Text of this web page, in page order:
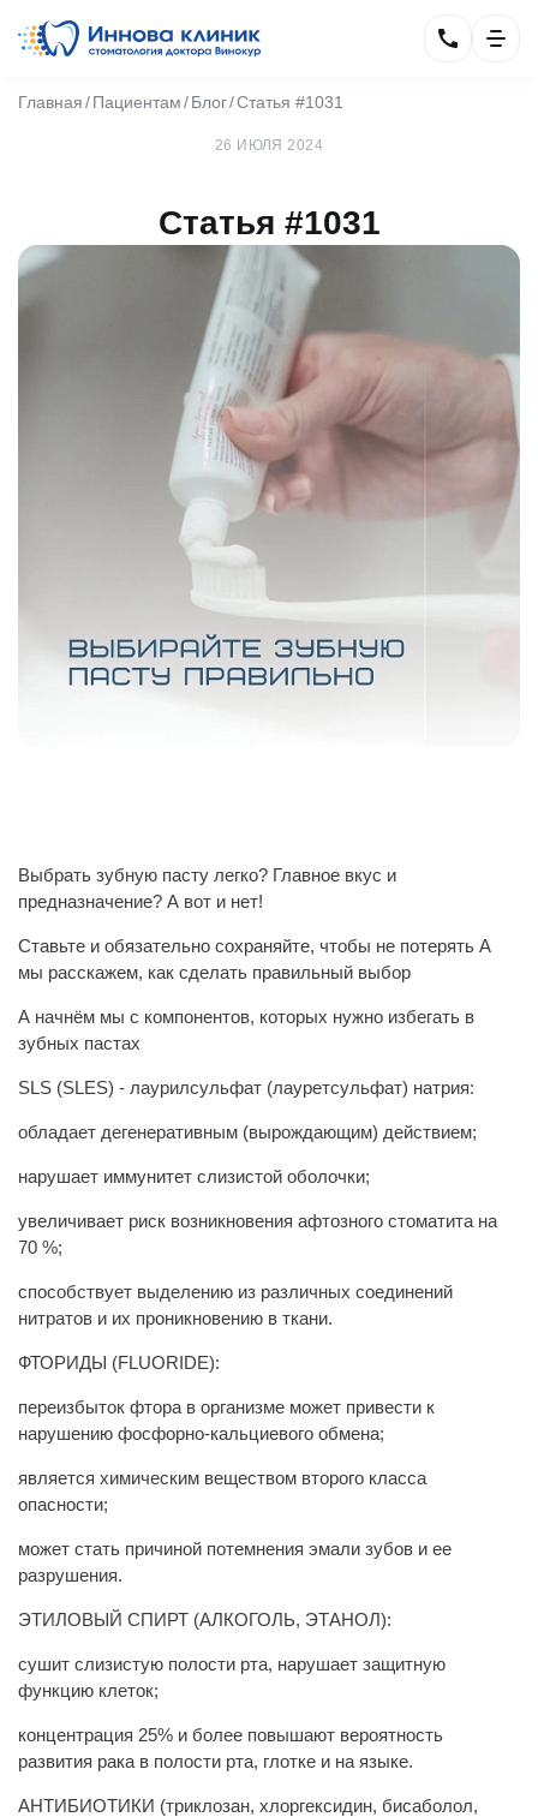
Главная Пациентам Блог Статья #1031
26 ИЮЛЯ 2024
Статья #1031
Выбрать зубную пасту легко? Главное вкус и
предназначение? А вот и нет!
Ставьте и обязательно сохраняйте, чтобы не потерять А
мы расскажем, как сделать правильный выбор
А начнём мы с компонентов, которых нужно избегать в
зубных пастах
SLS (SLES) - лаурилсульфат (лауретсульфат) натрия:
обладает дегенеративным (вырождающим) действием;
нарушает иммунитет слизистой оболочки;
увеличивает риск возникновения афтозного стоматита на
70 %;
способствует выделению из различных соединений
нитратов и их проникновению в ткани.
ФТОРИДЫ (FLUORIDE):
переизбыток фтора в организме может привести к
нарушению фосфорно-кальциевого обмена;
является химическим веществом второго класса
опасности;
может стать причиной потемнения эмали зубов и ее
разрушения.
ЭТИЛОВЫЙ СПИРТ (АЛКОГОЛЬ, ЭТАНОЛ):
сушит слизистую полости рта, нарушает защитную
функцию клеток;
концентрация 25% и более повышают вероятность
развития рака в полости рта, глотке и на языке.
АНТИБИОТИКИ (триклозан, хлоргексидин, бисаболол,